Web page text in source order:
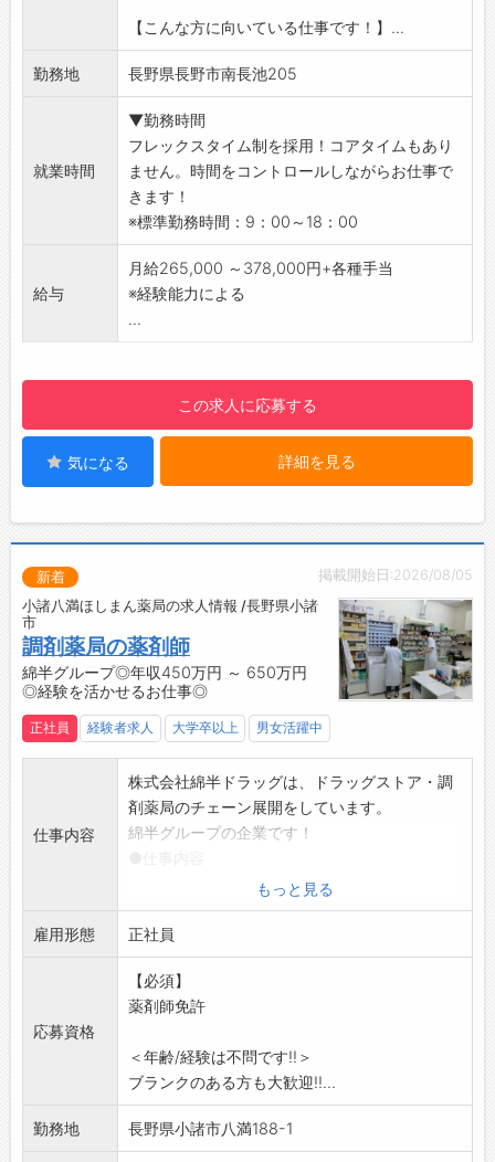
■綿半バイヤーの特徴
ホームセンター×スーパーマーケットのスーパ
ーセンターを展開する当社。
にて勤務いただけます！
■職場環境
・入社後は、先輩社員と同行し仕事を覚えてい
きます。
・従業員同士、仲が良く意見交換など活発で
す。
■やりがい
バイヤーとして活躍できるフィールドが広が
ります！
・1人1人の経験、スキルに合わせた研修で、プ
・ゆくゆくは、グループ長へのキャリアアップ
【こんな方に向いている仕事です！】...
勤務地 長野県長野市南長池205
就業時間
▼勤務時間
フレックスタイム制を採用！コアタイムもあり
ません。時間をコントロールしながらお仕事で
きます！
※標準勤務時間：9：00～18：00
給与
月給265,000 ～378,000円+各種手当
※経験能力による
...
この求人に応募する
気になる 詳細を見る
掲載開始日:2026/08/05
新着
小諸八満ほしまん薬局の求人情報 /長野県小諸
市
調剤薬局の薬剤師
綿半グループ◎年収450万円 ～ 650万円
◎経験を活かせるお仕事◎
正社員 経験者求人 大学卒以上 男女活躍中
仕事内容
株式会社綿半ドラッグは、ドラッグストア・調
剤薬局のチェーン展開をしています。
綿半グループの企業です！
ドラッグストア併設の薬局にて薬剤師業務全般
をお願いします。
・調剤業務
・服薬指導
・薬歴管理
などをお願いします。
もちながら、人として、薬剤師として、何が出
来るかを第一に考えられる方を求めています。
患者様との コミュニケーションを大事にしてい
ます。
もっと見る
雇用形態 正社員
応募資格
【必須】
薬剤師免許
＜年齢/経験は不問です!!＞
ブランクのある方も大歓迎!!...
勤務地 長野県小諸市八満188-1